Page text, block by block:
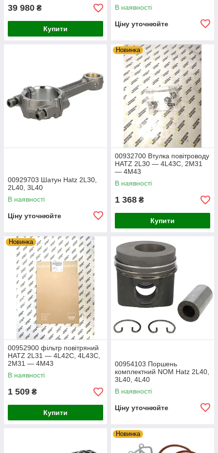
39 980 ₴
Купити
В наявності
Ціну уточнюйте
00929703 Шатун Hatz 2L30,
2L40, 3L40
В наявності
Ціну уточнюйте
Новинка
00932700 Втулка повітроводу
HATZ 2L30 — 4L43C, 2M31
— 4M43
В наявності
1 368 ₴
Купити
Новинка
00952900 фільтр повітряний
HATZ 2L31 — 4L42C, 4L43C,
2M31 — 4M43
В наявності
1 509 ₴
Купити
00954103 Поршень
комплектний NOM Hatz 2L40,
3L40, 4L40
В наявності
Ціну уточнюйте
Новинка